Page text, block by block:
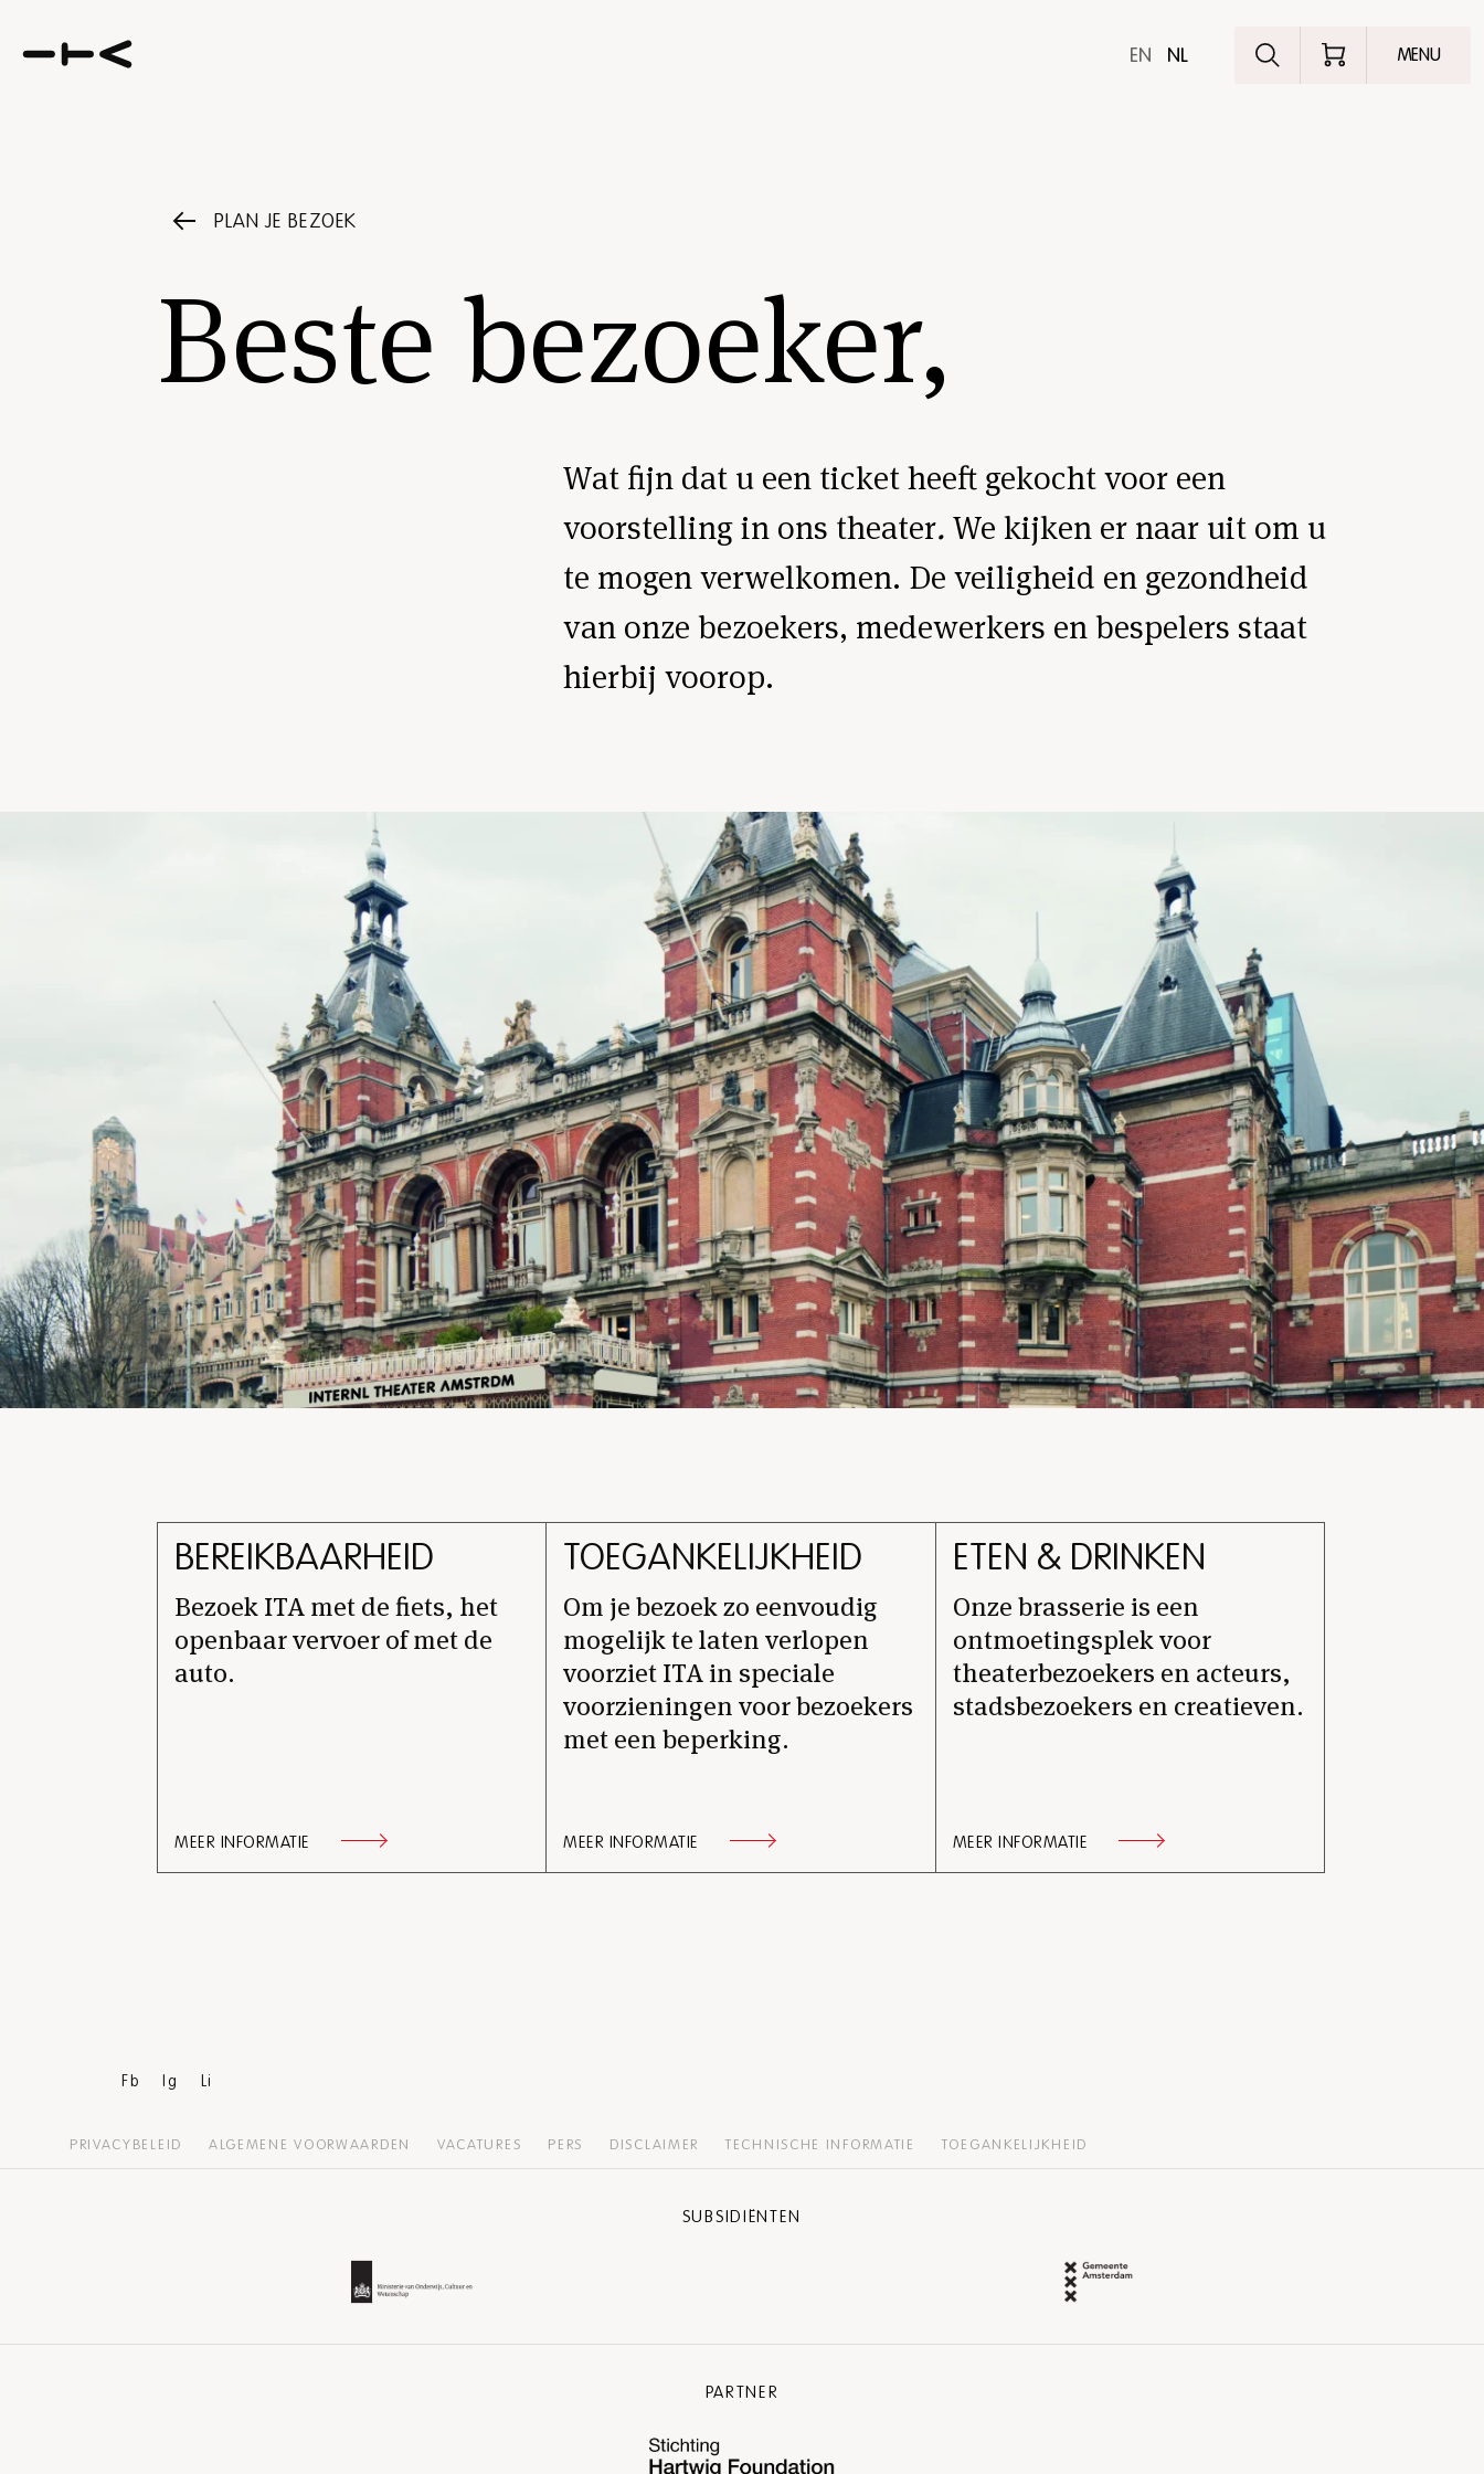
EN NL Ontdek het
MENU
PLAN JE BEZOEK
Beste bezoeker,
Wat fijn dat u een ticket heeft gekocht voor een
voorstelling in ons theater. We kijken er naar uit om u
te mogen verwelkomen. De veiligheid en gezondheid
van onze bezoekers, medewerkers en bespelers staat
hierbij voorop.
BEREIKBAARHEID
Bezoek ITA met de fiets, het
openbaar vervoer of met de
auto.
MEER INFORMATIE
TOEGANKELIJKHEID
Om je bezoek zo eenvoudig
mogelijk te laten verlopen
voorziet ITA in speciale
voorzieningen voor bezoekers
met een beperking.
MEER INFORMATIE
ETEN & DRINKEN
Onze brasserie is een
ontmoetingsplek voor
theaterbezoekers en acteurs,
stadsbezoekers en creatieven.
MEER INFORMATIE
Fb Ig Li
PRIVACYBELEID ALGEMENE VOORWAARDEN VACATURES PERS DISCLAIMER TECHNISCHE INFORMATIE TOEGANKELIJKHEID
SUBSIDIËNTEN
PARTNER